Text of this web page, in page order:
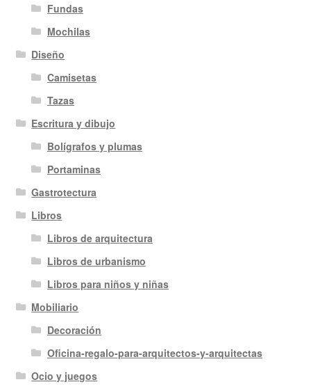
Fundas
Mochilas
Diseño
Camisetas
Tazas
Escritura y dibujo
Bolígrafos y plumas
Portaminas
Gastrotectura
Libros
Libros de arquitectura
Libros de urbanismo
Libros para niños y niñas
Mobiliario
Decoración
Oficina-regalo-para-arquitectos-y-arquitectas
Ocio y juegos